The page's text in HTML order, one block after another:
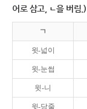
어로 삼고, ㄴ을 버림.)
ㄱ
윗-넓이
윗-눈썹
윗-니
윗-당줄